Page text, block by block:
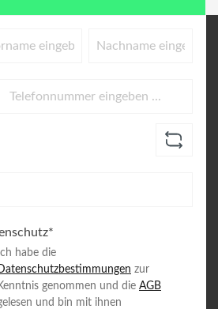
Ich habe die
Datenschutzbestimmungen zur
genommen und die AGB
und bin mit ihnen